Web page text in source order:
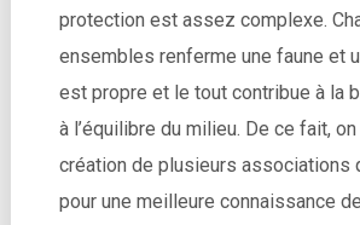
protection est assez complexe.
ensembles renferme une faune et
est propre et le tout contribue à la
à l’équilibre du milieu. De ce fait,
création de plusieurs associations
pour une meilleure connaissance